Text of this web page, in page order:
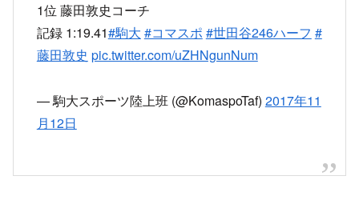
1位 藤田敦史コーチ
記録 1:19.41#駒大 #コマスポ #世田谷246ハーフ #
藤田敦史 pic.twitter.com/uZHNgunNum
— 駒大スポーツ陸上班 (@KomaspoTaf) 2017年11
月12日